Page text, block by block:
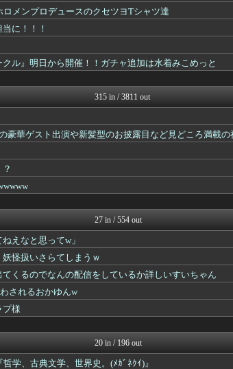
メンプロデュースのクセツヨTシャツ達
に！！！
ル』明日から開催！！ガチャ追加は水着みこめっと
315 in / 3811 out
豪華ゲスト出演や新髪型のお披露目など見どころ満載の
27 in / 554 out
えなと思ってw」
怪扱いさらてしまうｗ
くるのでなんの配信をしているか詳しいすいちゃん
されるおかゆんw
プ様
20 in / 196 out
学、古典文学、世界史。(ﾒｶﾞﾈｸｲ)』